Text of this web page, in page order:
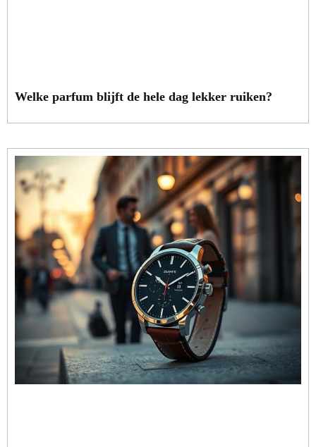
Welke parfum blijft de hele dag lekker ruiken?